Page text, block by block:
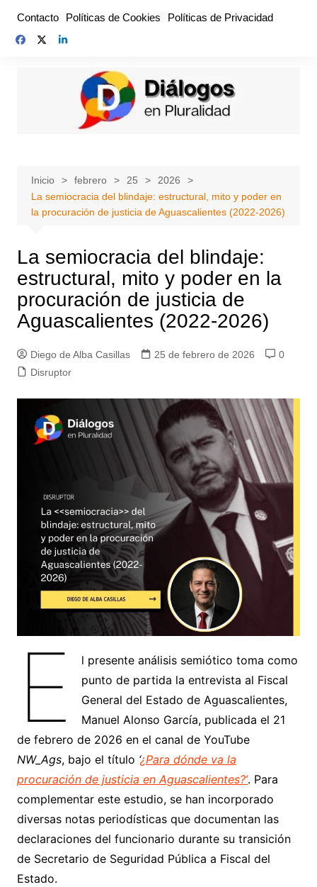
contenido
Contacto Políticas de Cookies Políticas de Privacidad
Inicio febrero 25
2026
La semiocracia del blindaje: estructural, mito y poder en
la procuración de justicia de Aguascalientes (2022-2026)
La semiocraciadel blindaje:
estructural, mito y poder en la
procuración de justicia de
Aguascalientes (2022-2026)
Diego de Alba Casillas 25 de febrero de 2026
0
Disruptor
E
l presente análisis semiótico toma como
punto de partida la entrevista al Fiscal
General del Estado de Aguascalientes,
Manuel Alonso García, publicada el 21
de febrero de 2026 en el canal de YouTube
NW_Ags, bajo el título ‘¿Para dónde va la
procuración de justicia en Aguascalientes?’. Para
complementar este estudio, se han incorporado
diversas notas periodísticas que documentan las
declaraciones del funcionario durante su transición
de Secretario de Seguridad Pública a Fiscal del
Estado.